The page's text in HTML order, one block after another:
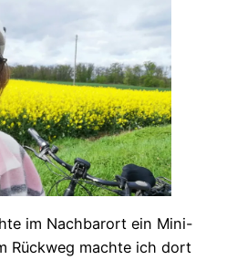
im Nachbarort ein Mini-
Rückweg machte ich dort